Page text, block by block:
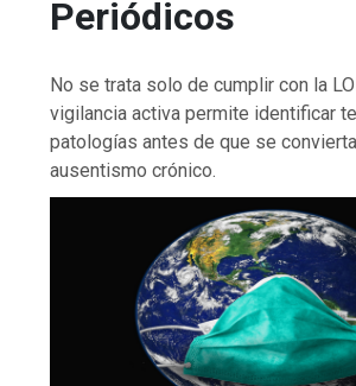
Periódicos
No se trata solo de cumplir con la
vigilancia activa permite identificar
patologías antes de que se
ausentismo crónico.